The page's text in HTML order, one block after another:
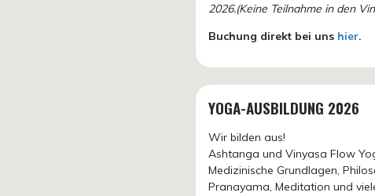
2026.(Keine Teilnahme in den
Buchung direkt bei uns hier.
YOGA-AUSBILDUNG 2026
Wir bilden aus!
Ashtanga und Vinyasa Flow
Medizinische Grundlagen,
Pranayama, Meditation und